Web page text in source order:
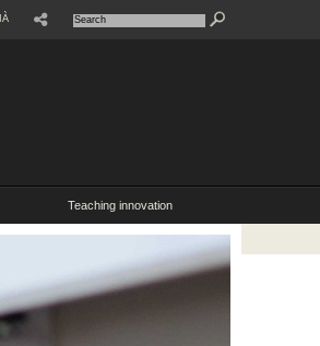
Teaching innovation